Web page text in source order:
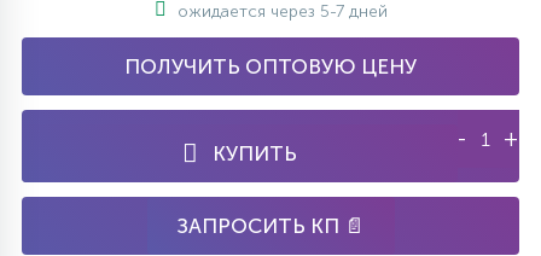
ожидается через 5-7 дней
ПОЛУЧИТЬ ОПТОВУЮ ЦЕНУ
КУПИТЬ
- +
ЗАПРОСИТЬ КП 📄